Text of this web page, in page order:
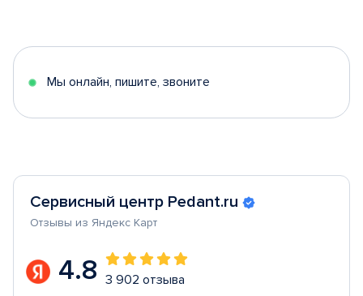
5
Мы онлайн, пишите, звоните
Сервисный центр Pedant.ru
Отзывы из Яндекс Карт
4.8 3 902 отзыва